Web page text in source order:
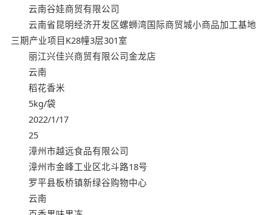
云南谷娃商贸有限公司
云南省昆明经济开发区螺蛳湾国际商贸城小商品加工基地
三期产业项目K28幢3层301室
丽江兴佳兴商贸有限公司金龙店
云南
稻花香米
5kg/袋
2022/1/17
25
漳州市越远食品有限公司
漳州市金峰工业区北斗路18号
罗平县板桥镇新绿谷购物中心
云南